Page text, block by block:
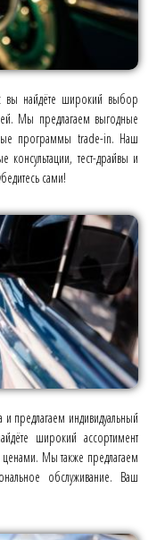
вы найдёте широкий выбор
Мы предлагаем выгодные
программы trade-in. Наш
тест-драйвы и
сами!
предлагаем индивидуальный
широкий ассортимент
Мы также предлагаем
обслуживание. Ваш